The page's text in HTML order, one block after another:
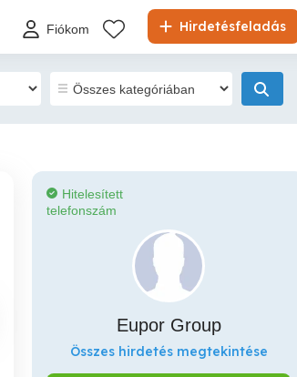
Hirdetésfeladás
Fiókom
Hitelesített
telefonszám
Eupor Group
Összes hirdetés megtekintése